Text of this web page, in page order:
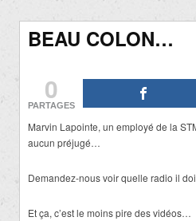
BEAU COLON…
0
PARTAGES
Marvin Lapointe, un employé de la
aucun préjugé…
Demandez-nous voir quelle radio il
Et ça, c’est le moins pire des vidéos…